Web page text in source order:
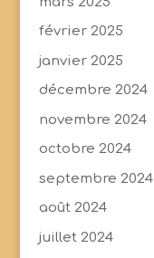
février 2025
janvier 2025
décembre 2024
novembre 2024
octobre 2024
septembre 2024
août 2024
juillet 2024